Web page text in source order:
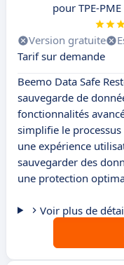
pour TPE-PME
Version gratuite
Tarif sur demande
Beemo Data Safe
sauvegarde de
fonctionnalités
simplifie le
une expérience
sauvegarder des
une protection
Voir plus de